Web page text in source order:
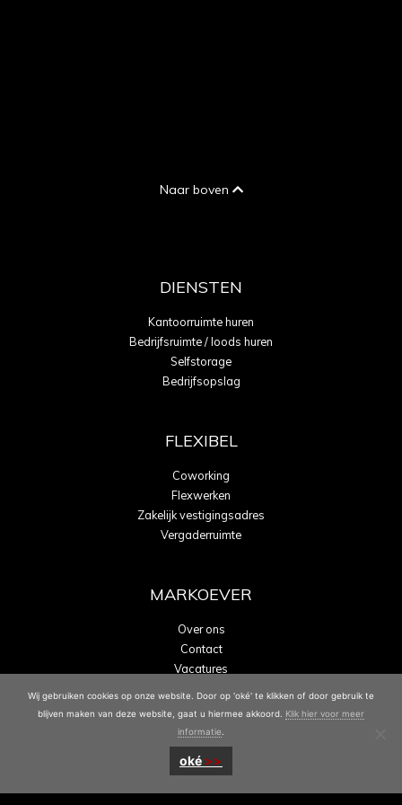
Naar boven
DIENSTEN
Kantoorruimte huren
Bedrijfsruimte / loods huren
Selfstorage
Bedrijfsopslag
FLEXIBEL
Coworking
Flexwerken
Zakelijk vestigingsadres
Vergaderruimte
MARKOEVER
Over ons
Contact
Vacatures
Energielabel A
Wij gebruiken cookies op onze website. Door op 'oké' te klikken of door gebruik te
blijven maken van deze website, gaat u hiermee akkoord. Klik hier voor meer
informatie
oké